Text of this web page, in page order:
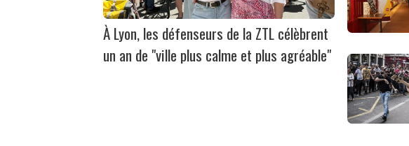
À Lyon, les défenseurs de la ZTL célèbrent
un an de "ville plus calme et plus agréable"